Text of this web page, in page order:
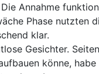
Annahme
Phase nutzten
klar.
Gesichter.
könne,